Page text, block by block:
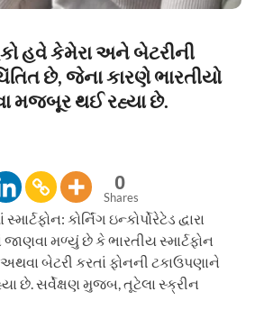
હવે કેમેરા અને બેટરીની
છે, જેના કારણે ભારતીયો
મજબૂર થઈ રહ્યા છે.
0
Shares
કોર્નિંગ ઇન્કોર્પોરેટેડ દ્વારા
જાણવા મળ્યું છે કે ભારતીય સ્માર્ટફોન
બેટરી કરતાં ફોનની ટકાઉપણાને
છે. સર્વેક્ષણ મુજબ, તૂટેલા સ્ક્રીન